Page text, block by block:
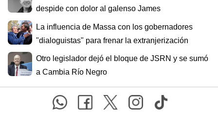
despide con dolor al galenso James
La influencia de Massa con los gobernadores
"dialoguistas" para frenar la extranjerización
Otro legislador dejó el bloque de JSRN y se sumó
a Cambia Río Negro